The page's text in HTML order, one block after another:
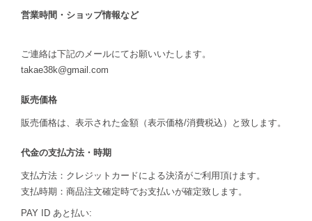
営業時間・ショップ情報など
ご連絡は下記のメールにてお願いいたします。
takae38k@gmail.com
販売価格
販売価格は、表示された金額（表示価格/消費税込）と致します。
代金の支払方法・時期
支払方法：クレジットカードによる決済がご利用頂けます。
支払時期：商品注文確定時でお支払いが確定致します。
PAY ID あと払い: